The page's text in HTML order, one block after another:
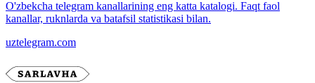
O'zbekcha telegram kanallarining eng katta katalogi. Faqt faol
kanallar, ruknlarda va batafsil statistikasi bilan.
uztelegram.com